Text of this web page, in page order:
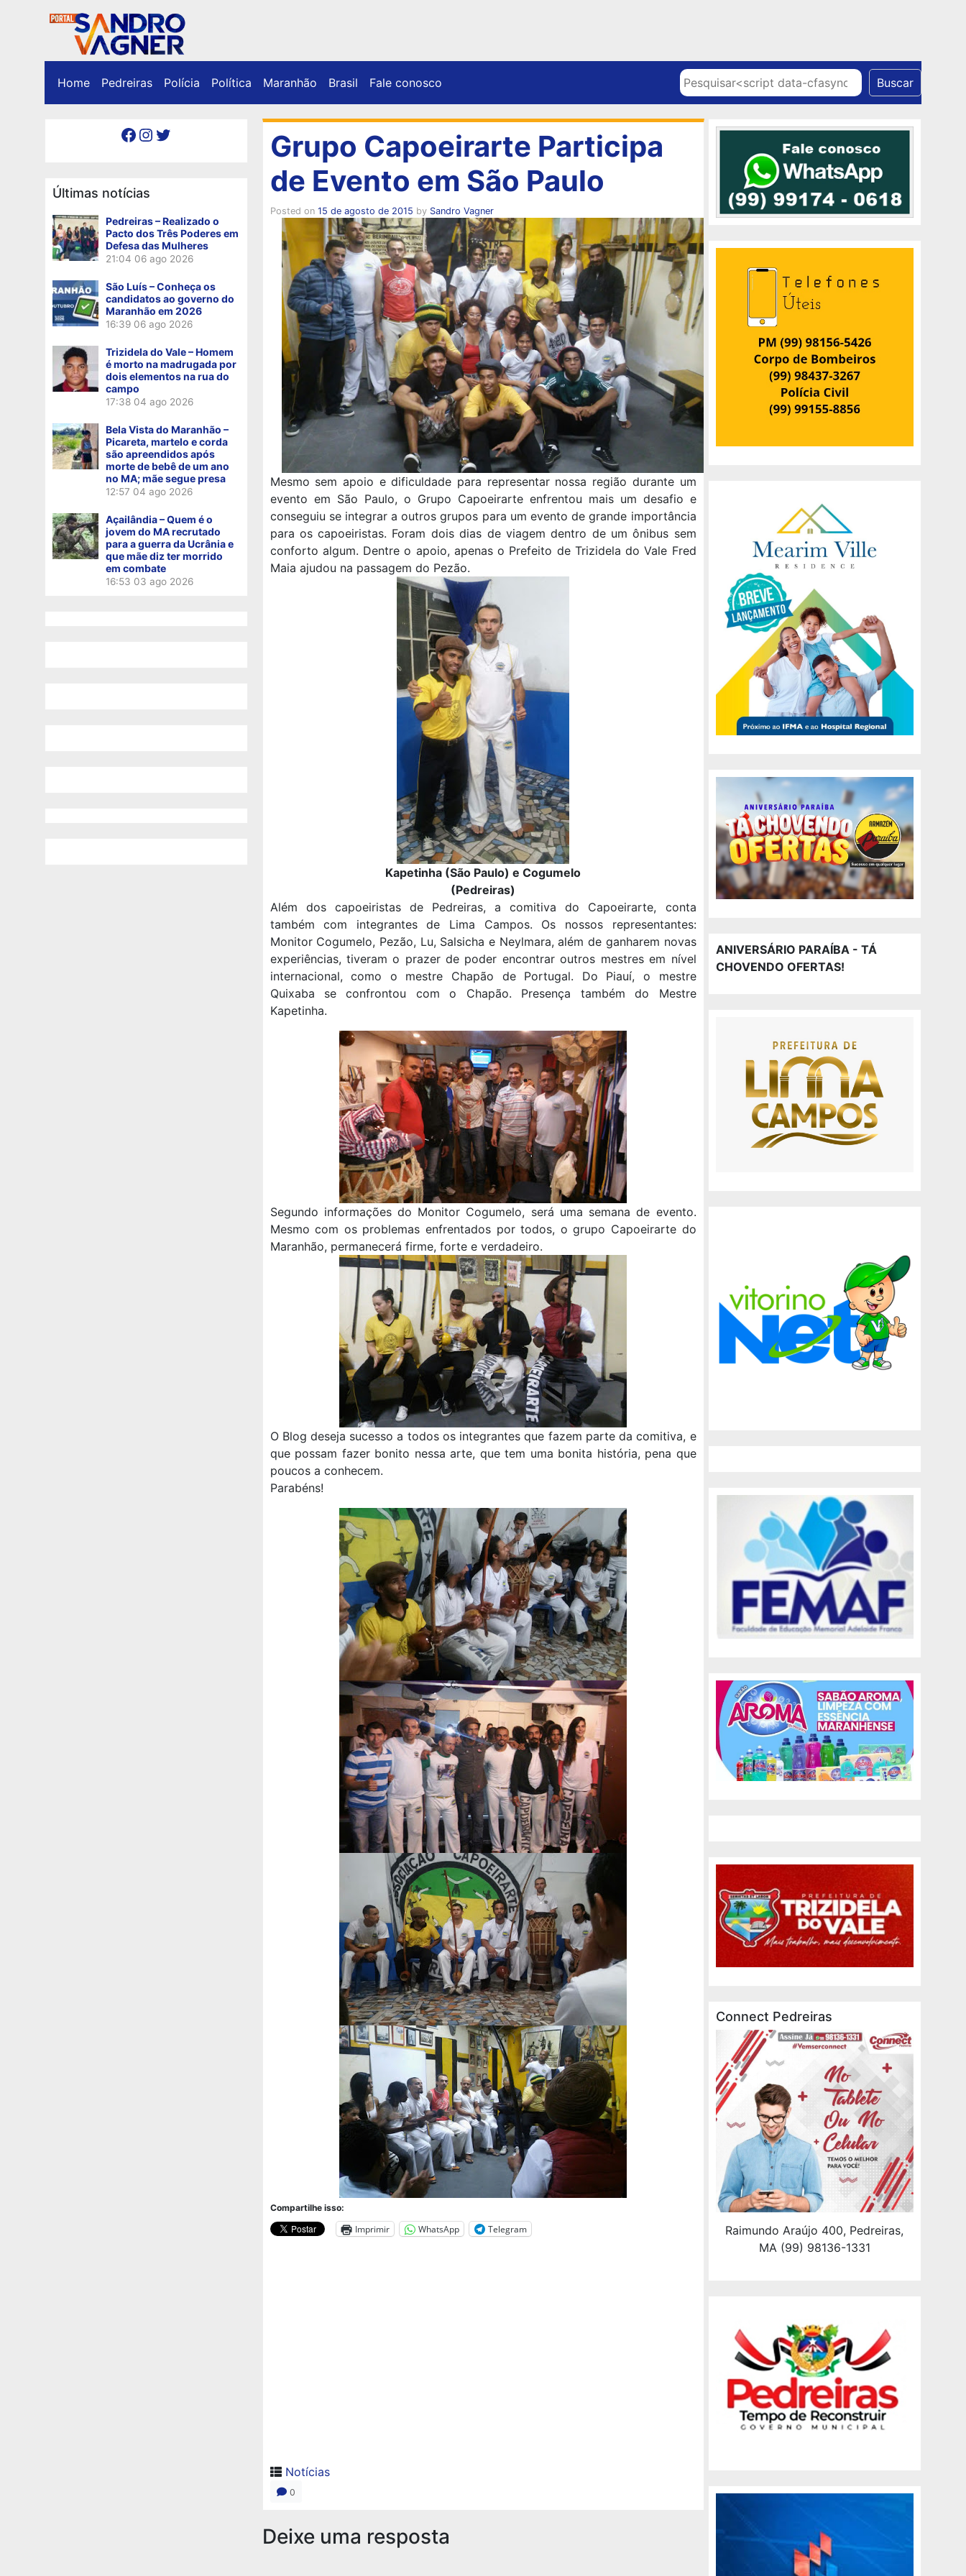
Home Pedreiras Polícia Política Maranhão Brasil Fale conosco Pesquisar Buscar
Facebook Instagram Twitter
Últimas notícias
Pedreiras – Realizado o
Pacto dos Três Poderes em
Defesa das Mulheres
21:04 06 ago 2026
São Luís – Conheça os
candidatos ao governo do
Maranhão em 2026
16:39 06 ago 2026
Trizidela do Vale – Homem
é morto na madrugada por
dois elementos na rua do
campo
17:38 04 ago 2026
Bela Vista do Maranhão –
Picareta, martelo e corda
são apreendidos após
morte de bebê de um ano
no MA; mãe segue presa
12:57 04 ago 2026
Açailândia – Quem é o
jovem do MA recrutado
para a guerra da Ucrânia e
que mãe diz ter morrido
em combate
16:53 03 ago 2026
Grupo Capoeirarte Participa
de Evento em São Paulo
Posted on 15 de agosto de 2015 by Sandro Vagner
Mesmo sem apoio e dificuldade para representar nossa região durante um
evento em São Paulo, o Grupo Capoeirarte enfrentou mais um desafio e
conseguiu se integrar a outros grupos para um evento de grande importância
para os capoeiristas. Foram dois dias de viagem dentro de um ônibus sem
conforto algum. Dentre o apoio, apenas o Prefeito de Trizidela do Vale Fred
Maia ajudou na passagem do Pezão.
Kapetinha (São Paulo) e Cogumelo
(Pedreiras)
Além dos capoeiristas de Pedreiras, a comitiva do Capoeirarte, conta
também com integrantes de Lima Campos. Os nossos representantes:
Monitor Cogumelo, Pezão, Lu, Salsicha e Neylmara, além de ganharem novas
experiências, tiveram o prazer de poder encontrar outros mestres em nível
internacional, como o mestre Chapão de Portugal. Do Piauí, o mestre
Quixaba se confrontou com o Chapão. Presença também do Mestre
Kapetinha.
Segundo informações do Monitor Cogumelo, será uma semana de evento.
Mesmo com os problemas enfrentados por todos, o grupo Capoeirarte do
Maranhão, permanecerá firme, forte e verdadeiro.
O Blog deseja sucesso a todos os integrantes que fazem parte da comitiva, e
que possam fazer bonito nessa arte, que tem uma bonita história, pena que
poucos a conhecem.
Parabéns!
Compartilhe isso:
Imprimir WhatsApp Telegram
Notícias
0
Deixe uma resposta
ANIVERSÁRIO PARAÍBA - TÁ
CHOVENDO OFERTAS!
Connect Pedreiras
Raimundo Araújo 400, Pedreiras,
MA (99) 98136-1331